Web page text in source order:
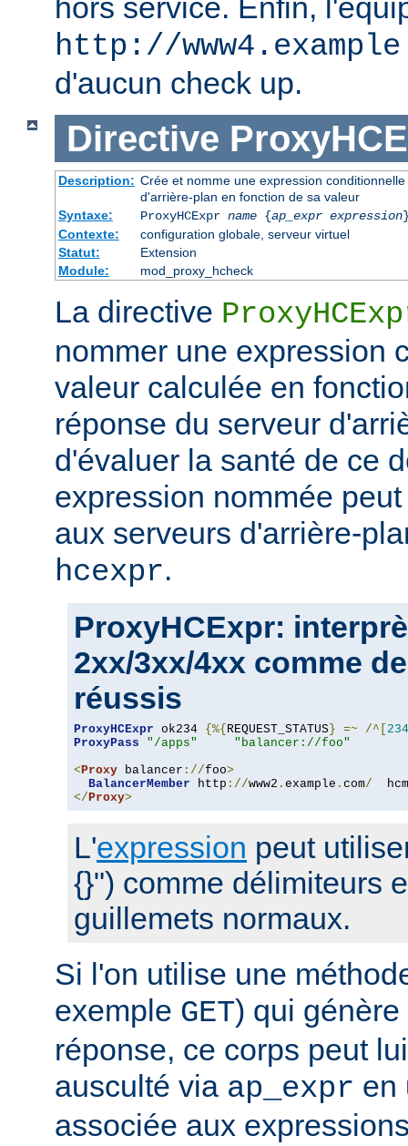
hors service. Enfin,
http://
d'aucun check up.
Directive
Description: Crée et nomme une expression
d'arrière-plan en fonction de sa valeur
Syntaxe:
ProxyHCExpr name{ap_expr expression
Contexte:
configuration globale, serveur virtuel
Statut:
Extension
Module:
mod_proxy_hcheck
La directive
nommer une expression
valeur calculée en
réponse du serveur
d'évaluer la santé de ce
expression nommée
aux serveurs d'arrière-
hcexpr.
ProxyHCExpr:
2xx/3xx/4xx comme
réussis
ProxyHCExpr ok234 {%{ REQUEST_STATUS } =~ /^[ 234
ProxyPass
"/apps"
"balancer://foo"
<Proxy balancer ://foo>
BalancerMember http ://www2 . example . com/
</Proxy>
L'expression peut
{}") comme délimiteurs
guillemets normaux.
Si l'on utilise une
exemple GET) qui
réponse, ce corps peut
ausculté via ap_expr en
associée aux